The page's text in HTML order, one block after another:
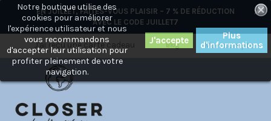
EN JUILLET, FAITES-VOUS PLAISIR – 7 % DE RÉDUCTION
AVEC LE CODE JUILLET7
×
Mon compte
Blog
J'ai reçu une carte cadeau
Notre boutique utilise des
cookies pour améliorer
l'expérience utilisateur et nous
vous recommandons
d'accepter leur utilisation pour
profiter pleinement de votre
navigation.
Plus
d'informations